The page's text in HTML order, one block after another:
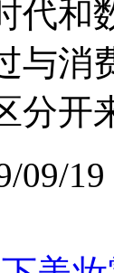
代和
与消
分开
09/19